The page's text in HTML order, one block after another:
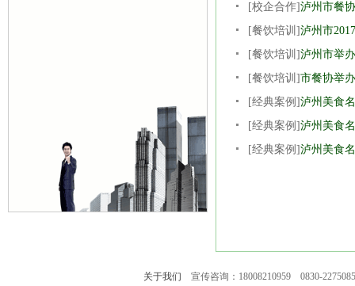
[校企合作]泸州市餐
[餐饮培训]泸州市
[餐饮培训]泸州市举
[餐饮培训]市餐协举
[经典案例]泸州美食
[经典案例]泸州美食
[经典案例]泸州美食
关于我们
宣传咨询：18008210959 0830-